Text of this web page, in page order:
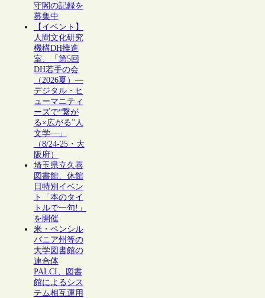
守閣の記録を
募集中
【イベント】
人間文化研究
機構DH推進
室、「第5回
DH若手の会
（2026夏）―
デジタル・ヒ
ューマニティ
ーズで“繋が
る×広がる”人
文学―」
（8/24-25・大
阪府）
埼玉県立久喜
図書館、休館
日特別イベン
ト「本のタイ
トルで一句!」
を開催
米・ペンシル
バニア州等の
大学図書館の
連合体
PALCI、図書
館によるシス
テム相互運用